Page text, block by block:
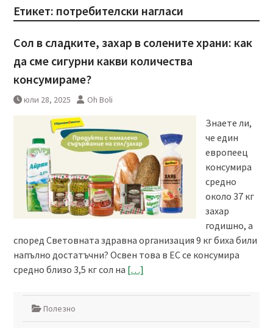
Етикет: потребителски нагласи
Сол в сладките, захар в солените храни: как
да сме сигурни какви количества
консумираме?
юли 28, 2025 Oh Boli
Знаете ли,
че един
европеец
консумира
средно
около 37 кг
захар
годишно, а
според Световната здравна организация 9 кг биха били
напълно достатъчни? Освен това в ЕС се консумира
средно близо 3,5 кг сол на […]
Полезно